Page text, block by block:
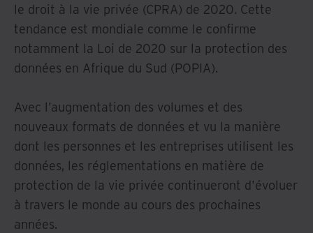
le droit à la vie privée (CPRA) de 2020. Cette
tendance est mondiale comme le confirme
notamment la Loi de 2020 sur la protection des
données en Afrique du Sud (POPIA).
Avec l’augmentation des volumes et des
nouveaux formats de données et vu la manière
dont les personnes et les entreprises utilisent les
données, les réglementations en matière de
protection de la vie privée continueront d'évoluer
à travers le monde au cours des prochaines
années.